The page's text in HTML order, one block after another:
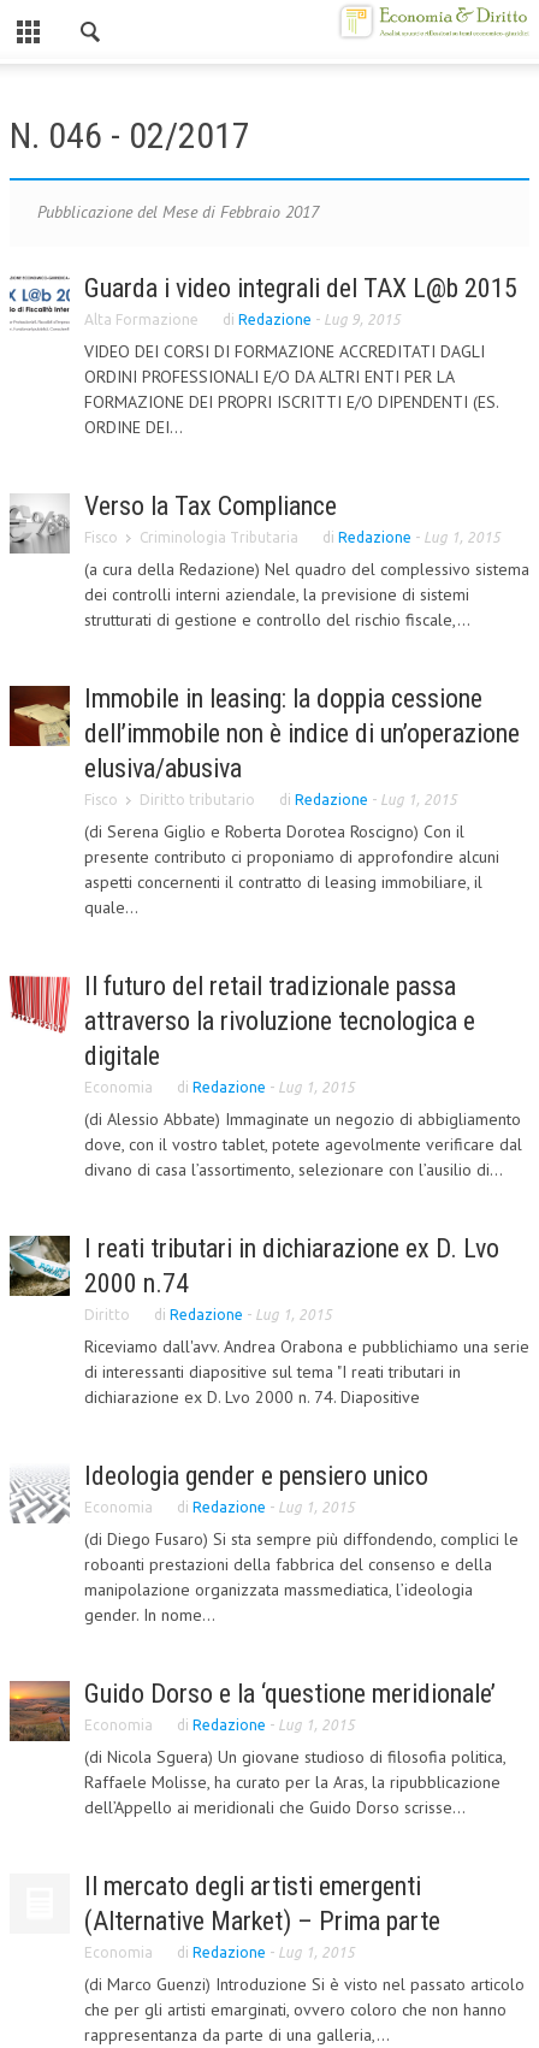
CHI SIAMO
MISSION
CENTRO STUDI
ATTO COSTITUTIVO E STATUTO
ORGANIZZAZIONE
ALTA FORMAZIONE
CORSI CE.S.E.D.
ARCHIVIO CORSI 2015
BROCHURE CE.S.E.D.
LA RIVISTA
LA RIVISTA
COMITATO SCIENTIFICO
COMITATO EDITORIALE
PEER REVIEW
CODICE ETICO
COLLABORA CON NOI
ECONOMIA
ECONOMIA DELL’ARTE
INTERNAZIONALIZZAZIONE
HUMAN RESOURCES
RISORSE UMANE
TREASURY IN FINANCIAL SERVICES
RISK MANAGEMENT
SVILUPPO SOSTENIBILE
PERSONA E CITTÀ
DIRITTO
DIRITTO PENALE D’IMPRESA
DIRITTO DEL LAVORO
DIRITTO DELLE IMPRESE IN CRISI
CRIMINOLOGIA E CRIMINALISTICA
FISCO
N. 046 - 02/2017
Pubblicazione del Mese di Febbraio 2017
Guarda i video integrali del TAX L@b 2015
Alta Formazione di Redazione - Lug 9, 2015
VIDEO DEI CORSI DI FORMAZIONE ACCREDITATI DAGLI
ORDINI PROFESSIONALI E/O DA ALTRI ENTI PER LA
FORMAZIONE DEI PROPRI ISCRITTI E/O DIPENDENTI (ES.
ORDINE DEI...
Verso la Tax Compliance
Fisco Criminologia Tributaria di Redazione - Lug 1, 2015
(a cura della Redazione) Nel quadro del complessivo sistema
dei controlli interni aziendale, la previsione di sistemi
strutturati di gestione e controllo del rischio fiscale,...
Immobile in leasing: la doppia cessione
dell’immobile non è indice di un’operazione
elusiva/abusiva
Fisco Diritto tributario di Redazione - Lug 1, 2015
(di Serena Giglio e Roberta Dorotea Roscigno) Con il
presente contributo ci proponiamo di approfondire alcuni
aspetti concernenti il contratto di leasing immobiliare, il
quale...
Il futuro del retail tradizionale passa
attraverso la rivoluzione tecnologica e
digitale
Economia di Redazione - Lug 1, 2015
(di Alessio Abbate) Immaginate un negozio di abbigliamento
dove, con il vostro tablet, potete agevolmente verificare dal
divano di casa l’assortimento, selezionare con l’ausilio di...
I reati tributari in dichiarazione ex D. Lvo
2000 n.74
Diritto di Redazione - Lug 1, 2015
Riceviamo dall'avv. Andrea Orabona e pubblichiamo una serie
di interessanti diapositive sul tema "I reati tributari in
dichiarazione ex D. Lvo 2000 n. 74. Diapositive
Ideologia gender e pensiero unico
Economia di Redazione - Lug 1, 2015
(di Diego Fusaro) Si sta sempre più diffondendo, complici le
roboanti prestazioni della fabbrica del consenso e della
manipolazione organizzata massmediatica, l’ideologia
gender. In nome...
Guido Dorso e la ‘questione meridionale’
Economia di Redazione - Lug 1, 2015
(di Nicola Sguera) Un giovane studioso di filosofia politica,
Raffaele Molisse, ha curato per la Aras, la ripubblicazione
dell’Appello ai meridionali che Guido Dorso scrisse...
Il mercato degli artisti emergenti
(Alternative Market) – Prima parte
Economia di Redazione - Lug 1, 2015
(di Marco Guenzi) Introduzione Si è visto nel passato articolo
che per gli artisti emarginati, ovvero coloro che non hanno
rappresentanza da parte di una galleria,...